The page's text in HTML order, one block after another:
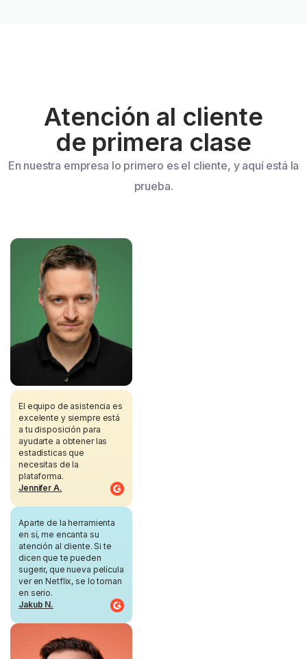
Atención al cliente
de primera clase
En nuestra empresa lo primero es el cliente, y aquí está la
prueba.
Aparte de la herramienta
en sí, me encanta su
atención al cliente. Si te
dicen que te pueden
sugerir, que nueva película
ver en Netflix, se lo toman
en serio.
Jakub N.
El equipo de asistencia es
excelente y siempre está
a tu disposición para
ayudarte a obtener las
estadísticas que
necesitas de la
plataforma.
Jennifer A.